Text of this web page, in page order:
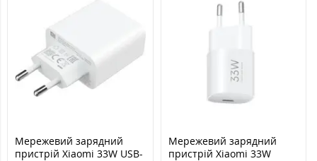
Мережевий зарядний
пристрій Xiaomi 33W USB-
Мережевий зарядний
пристрій Xiaomi 33W